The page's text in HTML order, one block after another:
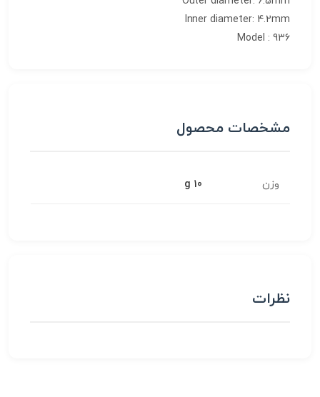
Inner diameter: 4.2mm
Model : 936
مشخصات محصول
وزن 10 g
نظرات